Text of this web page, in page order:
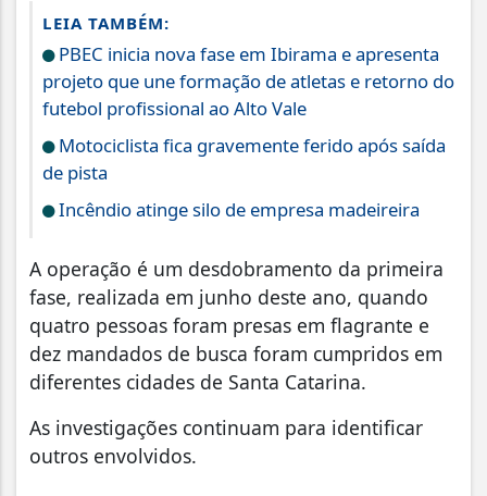
LEIA TAMBÉM:
PBEC inicia nova fase em Ibirama e apresenta
projeto que une formação de atletas e retorno do
futebol profissional ao Alto Vale
Motociclista fica gravemente ferido após saída
de pista
Incêndio atinge silo de empresa madeireira
A operação é um desdobramento da primeira
fase, realizada em junho deste ano, quando
quatro pessoas foram presas em flagrante e
dez mandados de busca foram cumpridos em
diferentes cidades de Santa Catarina.
As investigações continuam para identificar
outros envolvidos.